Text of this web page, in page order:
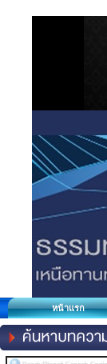
หน้าแรก